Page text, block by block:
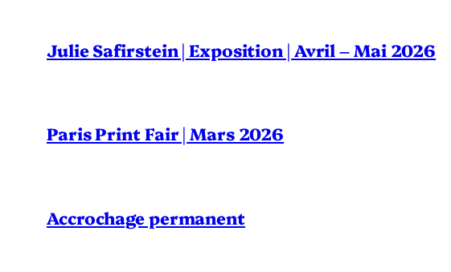
Julie Safirstein | Exposition | Avril – Mai 2026
Paris Print Fair | Mars 2026
Accrochage permanent